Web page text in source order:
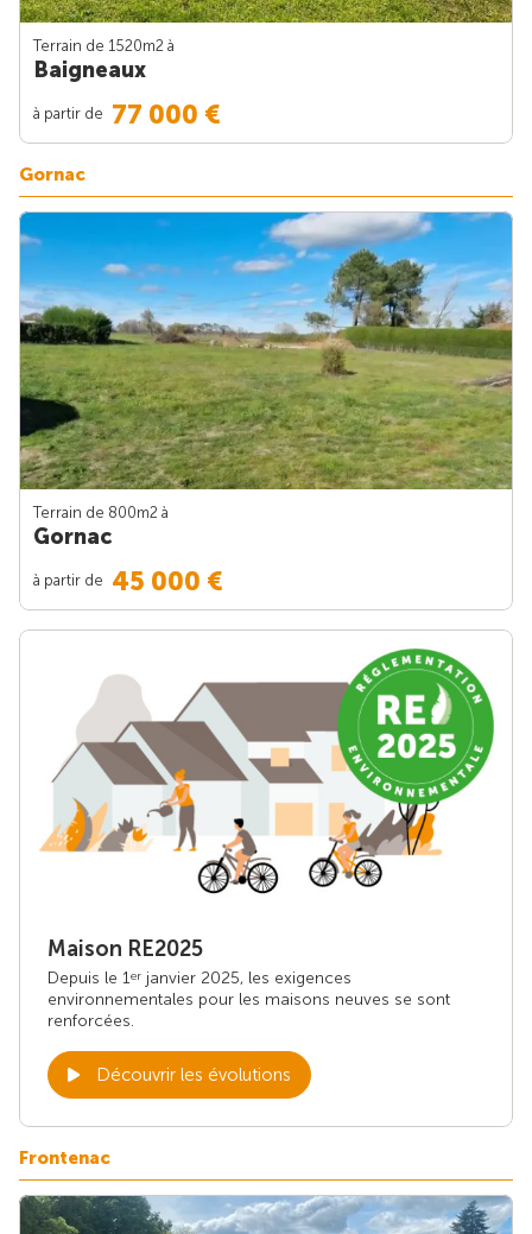
Terrain de 1520m2 à
Baigneaux
à partir de 77 000 €
Gornac
Terrain de 800m2 à
Gornac
à partir de 45 000 €
Maison RE2025
Depuis le 1er janvier 2025, les exigences
environnementales pour les maisons neuves se sont
renforcées.
Découvrir les évolutions
Frontenac